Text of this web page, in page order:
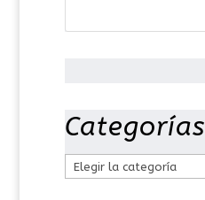
Categorías